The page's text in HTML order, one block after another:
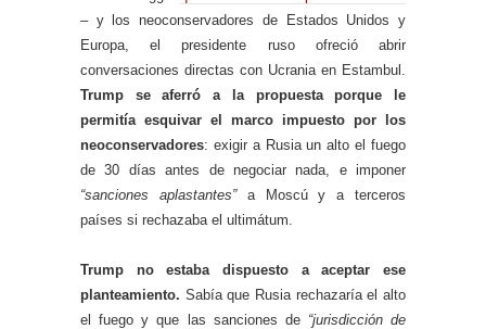
– y los neoconservadores de Estados Unidos y
Europa, el presidente ruso ofreció abrir
conversaciones directas con Ucrania en Estambul.
Trump se aferró a la propuesta porque le
permitía esquivar el marco impuesto por los
neoconservadores: exigir a Rusia un alto el fuego
de 30 días antes de negociar nada, e imponer
“sanciones aplastantes”a Moscú y a terceros
países si rechazaba el ultimátum.
Trump no estaba dispuesto a aceptar ese
planteamiento. Sabía que Rusia rechazaría el alto
el fuego y que las sanciones de “jurisdicción de